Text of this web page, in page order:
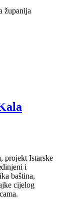
županija
projekt Istarske
i
baština,
cijelog